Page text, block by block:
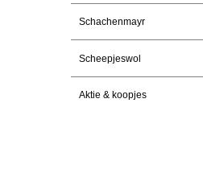
Schachenmayr
Scheepjeswol
Aktie & koopjes
Snelle levering en een keurig
pakket Ga er weer leuke pakket
van maken voor de markt.